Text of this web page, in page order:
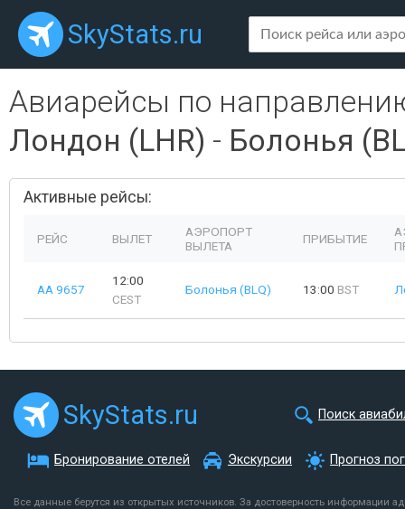
SkyStats.ru
Авиарейсы по
Лондон (LHR) - Болонья
Активные рейсы:
РЕЙС ВЫЛЕТ
АЭРОПОРТ
ВЫЛЕТА
ПРИБЫТИЕ
AA 9657
12:00
CEST
Болонья (BLQ) 13:00 BST
SkyStats.ru Поиск
Бронирование отелей Экскурсии Прогноз
Все данные берутся из открытых источников. За достоверность информации